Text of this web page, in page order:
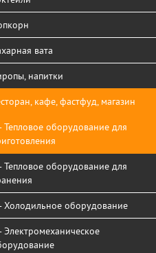
вата
напитки
кафе, фастфуд, магазин
Тепловое оборудование для
Тепловое оборудование для
Холодильное оборудование
Электромеханическое